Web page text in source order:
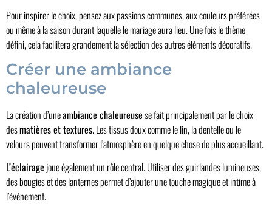
Pour inspirer le choix, pensez aux passions communes, aux couleurs préférées
ou même à la saison durant laquelle le mariage aura lieu. Une fois le thème
défini, cela facilitera grandement la sélection des autres éléments décoratifs.
Créer une ambiance
chaleureuse
La création d’uneambiance chaleureusese fait principalement par le choix
desmatières et textures. Les tissus doux comme le lin, la dentelle ou le
velours peuvent transformer l’atmosphère en quelque chose de plus accueillant.
L’éclairage joue également un rôle central. Utiliser des guirlandes lumineuses,
des bougies et des lanternes permet d’ajouter une touche magique et intime à
l’événement.